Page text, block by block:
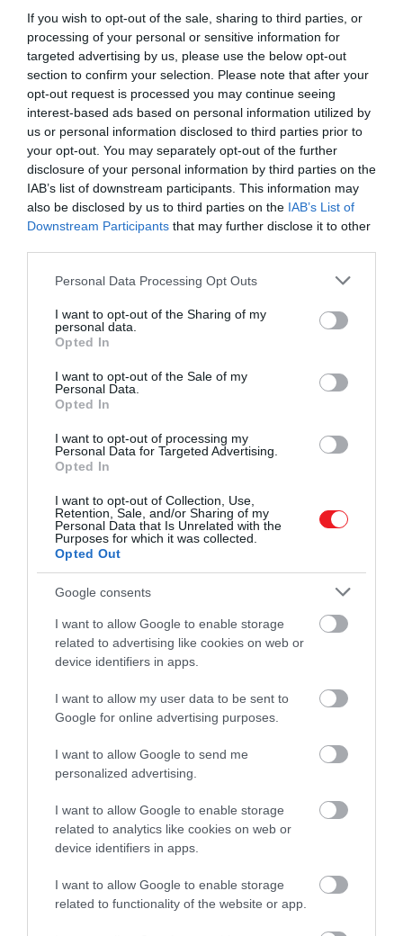
If you wish to opt-out of the sale, sharing to third parties, or
processing of your personal or sensitive information for
targeted advertising by us, please use the below opt-out
section to confirm your selection. Please note that after your
opt-out request is processed you may continue seeing
interest-based ads based on personal information utilized by
us or personal information disclosed to third parties prior to
your opt-out. You may separately opt-out of the further
disclosure of your personal information by third parties on the
IAB’s list of downstream participants. This information may
also be disclosed by us to third parties on the IAB’s List of
Downstream Participants that may further disclose it to other
Please note that this website/app uses one or more Google
not limited to your visit or usage behaviour. You may click to
grant or deny consent to Google and its third-party tags to
use your data for below specified purposes in below Google
consent section.
Personal Data Processing Opt Outs
I want to opt-out of the Sharing of my
personal data.
Opted In
I want to opt-out of the Sale of my
Personal Data.
Opted In
I want to opt-out of processing my
Personal Data for Targeted Advertising.
Opted In
I want to opt-out of Collection, Use,
Retention, Sale, and/or Sharing of my
Personal Data that Is Unrelated with the
Purposes for which it was collected.
Opted Out
Google consents
I want to allow Google to enable storage
related to advertising like cookies on web or
device identifiers in apps.
I want to allow my user data to be sent to
Google for online advertising purposes.
I want to allow Google to send me
personalized advertising.
I want to allow Google to enable storage
related to analytics like cookies on web or
device identifiers in apps.
I want to allow Google to enable storage
related to functionality of the website or app.
Épp ezért az őrök nem különösebben éltek vissza a
hatalmukkal, ám a rabok gyorsan elkezdték
a kontroll érzését.Alávetették magukat az őröknek,
passzívvá váltak, és egyre kevésbé bíztak saját
döntéseikben.
megnehezítjük magunknak a mindennapokat
A következtetés: ha az ember elveszíti az
kiszolgáltatottságot – és egy idő után már nem is
a kiutat.
A társadalmi környezet erősebben
befolyásol, mint hinnénk (Rablóbarlang-
kísérlet – Muzafer Sherif, 1954)